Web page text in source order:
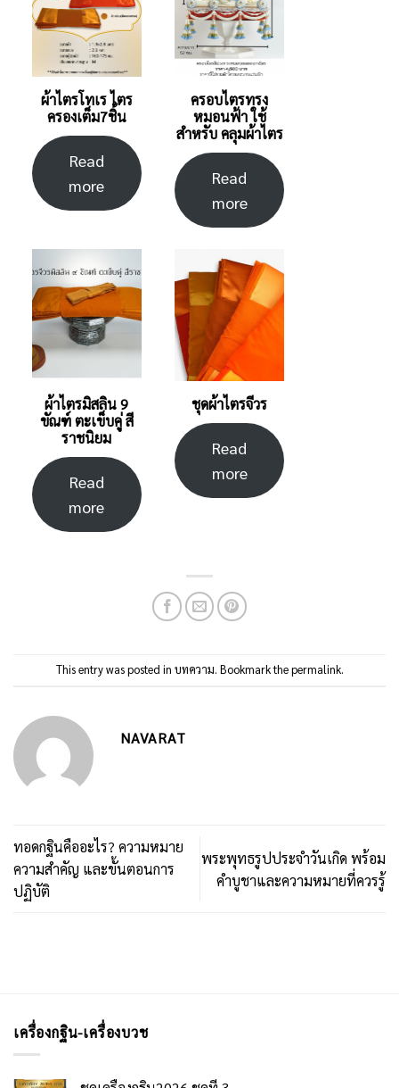
ผ้าไตรโทเร ไตร
ครองเต็ม7ชิ้น
Read
more
ครอบไตรทรง
หมอนฟ้า ใช้
สำหรับ คลุมผ้าไตร
Read
more
ผ้าไตรมิสลิน 9
ขัณฑ์ ตะเข็บคู่ สี
ราชนิยม
Read
more
ชุดผ้าไตรจีวร
Read
more
This entry was posted in บทความ. Bookmark thepermalink.
NAVARAT
ทอดกฐินคืออะไร? ความหมาย
ความสำคัญ และขั้นตอนการ
ปฏิบัติ
พระพุทธรูปประจำวันเกิด พร้อม
คำบูชาและความหมายที่ควรรู้
เครื่องกฐิน-เครื่องบวช